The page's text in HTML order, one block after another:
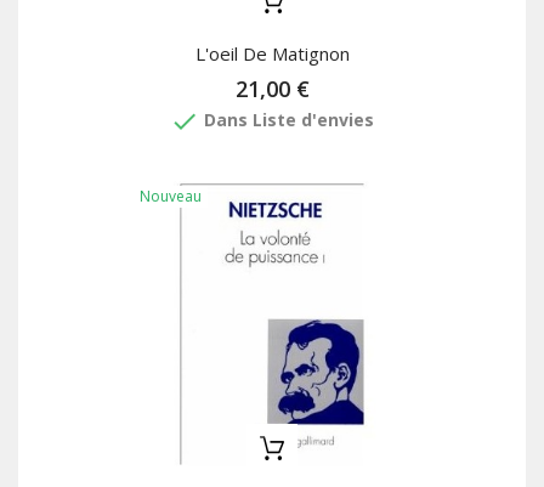
L'oeil De Matignon
21,00 €
done Dans Liste d'envies
Nouveau